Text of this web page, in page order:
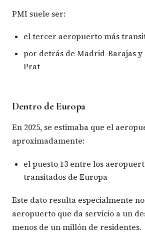
PMI suele ser:
el tercer aeropuerto más
por detrás de Madrid-Barajas y
Prat
Dentro de Europa
En 2025, se estimaba que el
aproximadamente:
el puesto 13 entre los
transitados de Europa
Este dato resulta especialmente
aeropuerto que da servicio a un
menos de un millón de residentes.